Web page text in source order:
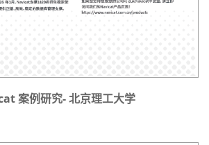
案例研究- 北京理工大学